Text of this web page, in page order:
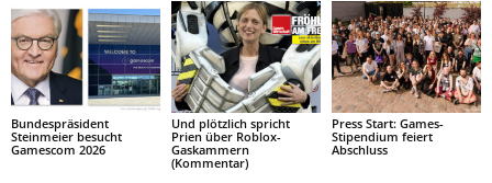
Bundespräsident
Steinmeier besucht
Gamescom 2026
Und plötzlich spricht
Prien über Roblox-
Gaskammern
(Kommentar)
Press Start: Games-
Stipendium feiert
Abschluss